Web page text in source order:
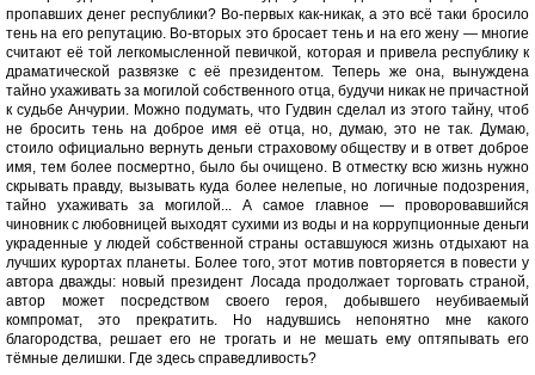
пропавших денег республики? Во-первых как-никак, а это всё таки бросило
тень на его репутацию. Во-вторых это бросает тень и на его жену — многие
считают её той легкомысленной певичкой, которая и привела республику к
драматической развязке с её президентом. Теперь же она, вынуждена
тайно ухаживать за могилой собственного отца, будучи никак не причастной
к судьбе Анчурии. Можно подумать, что Гудвин сделал из этого тайну, чтоб
не бросить тень на доброе имя её отца, но, думаю, это не так. Думаю,
стоило официально вернуть деньги страховому обществу и в ответ доброе
имя, тем более посмертно, было бы очищено. В отместку всю жизнь нужно
скрывать правду, вызывать куда более нелепые, но логичные подозрения,
тайно ухаживать за могилой... А самое главное — проворовавшийся
чиновник с любовницей выходят сухими из воды и на коррупционные деньги
украденные у людей собственной страны оставшуюся жизнь отдыхают на
лучших курортах планеты. Более того, этот мотив повторяется в повести у
автора дважды: новый президент Лосада продолжает торговать страной,
автор может посредством своего героя, добывшего неубиваемый
компромат, это прекратить. Но надувшись непонятно мне какого
благородства, решает его не трогать и не мешать ему оптяпывать его
тёмные делишки. Где здесь справедливость?